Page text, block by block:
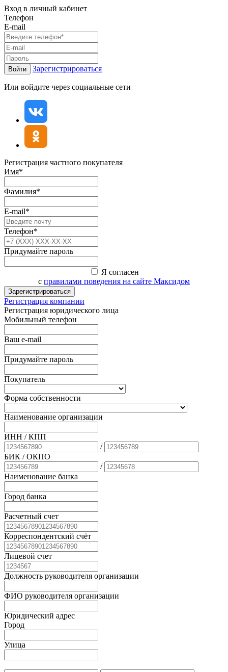
Вход в личный кабинет
Телефон
E-mail
Войти Зарегистрироваться
Или войдите через социальные сети
Регистрация частного покупателя
Имя*
Фамилия*
E-mail*
Телефон*
Придумайте пароль
Я согласен
с правилами поведения на сайте Максидом
Зарегистрироваться
Регистрация компании
Регистрация юридического лица
Мобильный телефон
Ваш e-mail
Придумайте пароль
Покупатель
Форма собственности
Наименование организации
ИНН / КПП
/
БИК / ОКПО
/
Наименование банка
Город банка
Расчетный счет
Корреспондентский счёт
Лицевой счет
Должность руководителя организации
ФИО руководителя организации
Юридический адрес
Город
Улица